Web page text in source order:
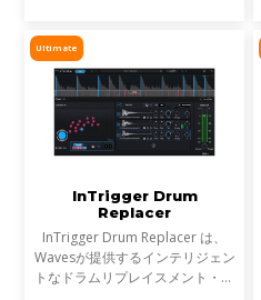
ウンドは世界を席巻しました。し
かし今、音楽は単なる音圧では
Ultimate
InTrigger Drum
Replacer
InTrigger Drum Replacer は、
Wavesが提供するインテリジェン
トなドラムリプレイスメント・プ